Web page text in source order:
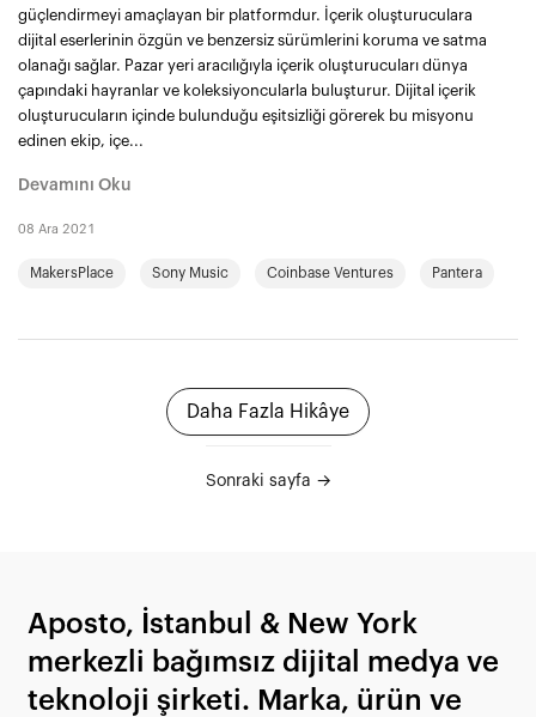
güçlendirmeyi amaçlayan bir platformdur. İçerik oluşturuculara
dijital eserlerinin özgün ve benzersiz sürümlerini koruma ve satma
olanağı sağlar. Pazar yeri aracılığıyla içerik oluşturucuları dünya
çapındaki hayranlar ve koleksiyoncularla buluşturur. Dijital içerik
oluşturucuların içinde bulunduğu eşitsizliği görerek bu misyonu
edinen ekip, içe...
Devamını Oku
08 Ara 2021
MakersPlace Sony Music Coinbase Ventures Pantera
Daha Fazla Hikâye
Sonraki sayfa →
Aposto, İstanbul & New York
merkezli bağımsız dijital medya ve
teknoloji şirketi. Marka, ürün ve